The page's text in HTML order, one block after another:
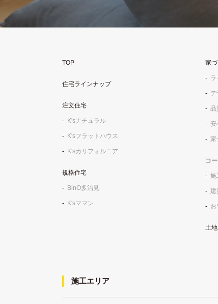
TOP
住宅ラインナップ
注文住宅
K'sナチュラル
K'sフラットハウス
K'sカリフォルニア
規格住宅
BinO多治見
K'sママン
家
ラ
デ
品
安
家
コ
施
建
お
土
施工エリア